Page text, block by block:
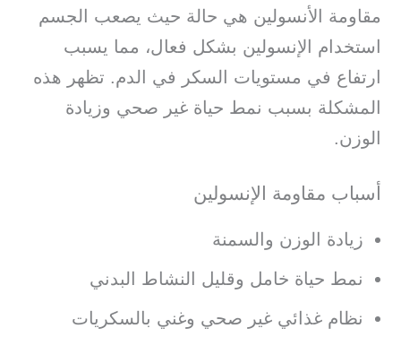
مقاومة الأنسولين هي حالة حيث يصعب الجسم
استخدام الإنسولين بشكل فعال، مما يسبب
ارتفاع في مستويات السكر في الدم. تظهر هذه
المشكلة بسبب نمط حياة غير صحي وزيادة
الوزن.
أسباب مقاومة الإنسولين
زيادة الوزن والسمنة
نمط حياة خامل وقليل النشاط البدني
نظام غذائي غير صحي وغني بالسكريات